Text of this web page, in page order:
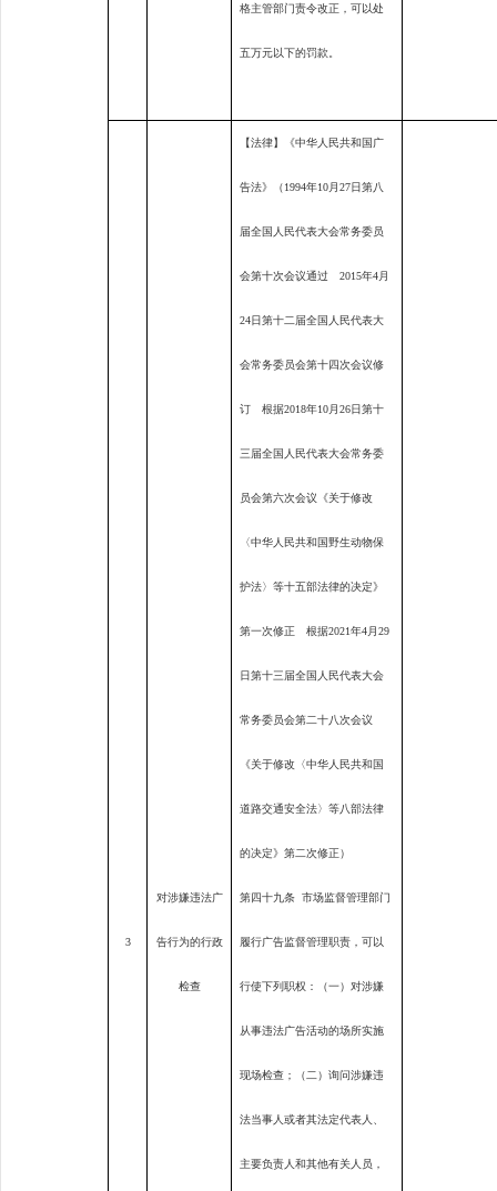
格主管部门责令改正，可以处
五万元以下的罚款。
3
对涉嫌违法广
告行为的行政
检查
【法律】《中华人民共和国广
告法》（1994年10月27日第八
届全国人民代表大会常务委员
会第十次会议通过2015年4月
24日第十二届全国人民代表大
会常务委员会第十四次会议修
订 根据2018年10月26日第十
三届全国人民代表大会常务委
员会第六次会议《关于修改
〈中华人民共和国野生动物保
护法〉等十五部法律的决定》
第一次修正 根据2021年4月29
日第十三届全国人民代表大会
常务委员会第二十八次会议
《关于修改〈中华人民共和国
道路交通安全法〉等八部法律
的决定》第二次修正）
第四十九条 市场监督管理部门
履行广告监督管理职责，可以
行使下列职权：（一）对涉嫌
从事违法广告活动的场所实施
现场检查；（二）询问涉嫌违
法当事人或者其法定代表人、
主要负责人和其他有关人员，